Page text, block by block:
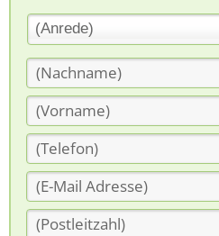
(Anrede)